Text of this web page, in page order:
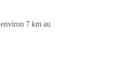
7 km au